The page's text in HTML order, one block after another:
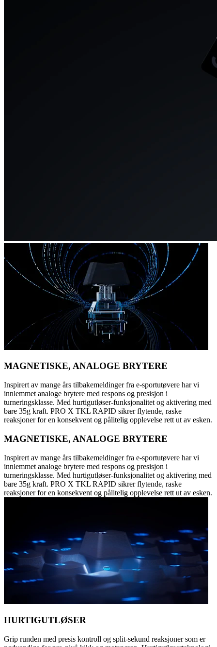
MAGNETISKE, ANALOGE BRYTERE
Inspirert av mange års tilbakemeldinger fra e-sportutøvere har vi
innlemmet analoge brytere med respons og presisjon i
turneringsklasse. Med hurtigutløser-funksjonalitet og aktivering med
bare 35g kraft. PRO X TKL RAPID sikrer flytende, raske
reaksjoner for en konsekvent og pålitelig opplevelse rett ut av esken.
MAGNETISKE, ANALOGE BRYTERE
Inspirert av mange års tilbakemeldinger fra e-sportutøvere har vi
innlemmet analoge brytere med respons og presisjon i
turneringsklasse. Med hurtigutløser-funksjonalitet og aktivering med
bare 35g kraft. PRO X TKL RAPID sikrer flytende, raske
reaksjoner for en konsekvent og pålitelig opplevelse rett ut av esken.
HURTIGUTLØSER
Grip runden med presis kontroll og split-sekund reaksjoner som er